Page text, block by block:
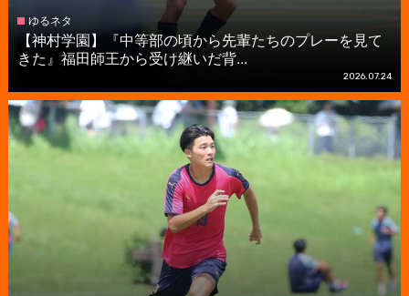
ゆるネタ
【神村学園】『中等部の頃から先輩たちのプレーを見て
きた』福田師王から受け継いだ背...
2026.07.24